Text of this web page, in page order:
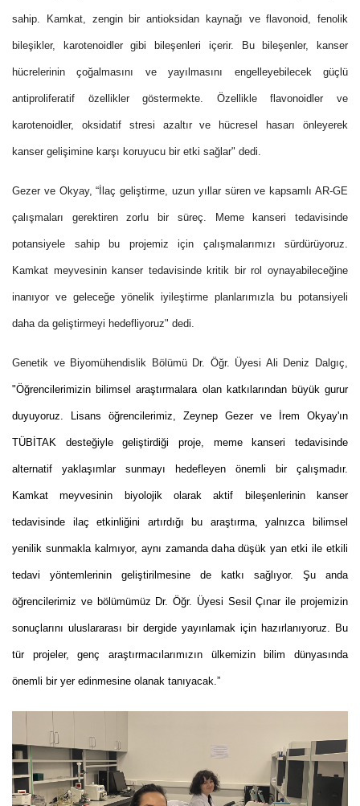
sahip. Kamkat, zengin bir antioksidan kaynağı ve flavonoid, fenolik
bileşikler, karotenoidler gibi bileşenleri içerir. Bu bileşenler, kanser
hücrelerinin çoğalmasını ve yayılmasını engelleyebilecek güçlü
antiproliferatif özellikler göstermekte. Özellikle flavonoidler ve
karotenoidler, oksidatif stresi azaltır ve hücresel hasarı önleyerek
kanser gelişimine karşı koruyucu bir etki sağlar" dedi.
Gezer ve Okyay, “İlaç geliştirme, uzun yıllar süren ve kapsamlı AR-GE
çalışmaları gerektiren zorlu bir süreç. Meme kanseri tedavisinde
potansiyele sahip bu projemiz için çalışmalarımızı sürdürüyoruz.
Kamkat meyvesinin kanser tedavisinde kritik bir rol oynayabileceğine
inanıyor ve geleceğe yönelik iyileştirme planlarımızla bu potansiyeli
daha da geliştirmeyi hedefliyoruz" dedi.
Genetik ve Biyomühendislik Bölümü Dr. Öğr. Üyesi Ali Deniz Dalgıç,
"Öğrencilerimizin bilimsel araştırmalara olan katkılarından büyük gurur
duyuyoruz. Lisans öğrencilerimiz, Zeynep Gezer ve İrem Okyay'ın
TÜBİTAK desteğiyle geliştirdiği proje, meme kanseri tedavisinde
alternatif yaklaşımlar sunmayı hedefleyen önemli bir çalışmadır.
Kamkat meyvesinin biyolojik olarak aktif bileşenlerinin kanser
tedavisinde ilaç etkinliğini artırdığı bu araştırma, yalnızca bilimsel
yenilik sunmakla kalmıyor, aynı zamanda daha düşük yan etki ile etkili
tedavi yöntemlerinin geliştirilmesine de katkı sağlıyor. Şu anda
öğrencilerimiz ve bölümümüz Dr. Öğr. Üyesi Sesil Çınar ile projemizin
sonuçlarını uluslararası bir dergide yayınlamak için hazırlanıyoruz. Bu
tür projeler, genç araştırmacılarımızın ülkemizin bilim dünyasında
önemli bir yer edinmesine olanak tanıyacak.”